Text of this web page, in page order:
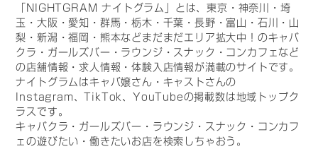
「NIGHTGRAM ナイトグラム」とは、東京・神奈川・埼
玉・大阪・愛知・群馬・栃木・千葉・長野・富山・石川・山
梨・新潟・福岡・熊本などまだまだエリア拡大中！のキャバ
クラ・ガールズバー・ラウンジ・スナック・コンカフェなど
の店舗情報・求人情報・体験入店情報が満載のサイトです。
ナイトグラムはキャバ嬢さん・キャストさんの
Instagram、TikTok、YouTubeの掲載数は地域トップク
ラスです。
キャバクラ・ガールズバー・ラウンジ・スナック・コンカフ
ェの遊びたい・働きたいお店を検索しちゃおう。